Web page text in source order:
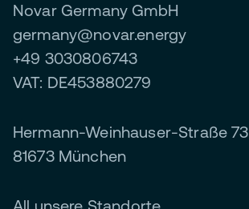
Novar Germany GmbH
germany@novar.energy
+49 3030806743
VAT: DE453880279
Hermann-Weinhauser-Straße 73
81673 München